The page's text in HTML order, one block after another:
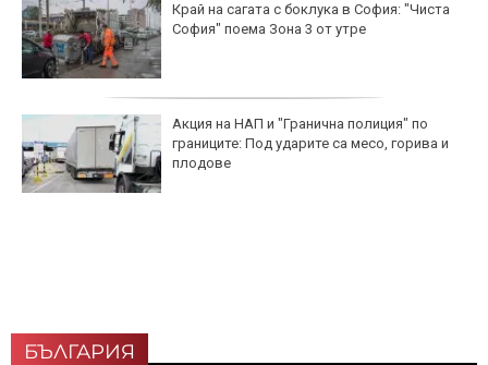
Край на сагата с боклука в София: "Чиста
София" поема Зона 3 от утре
Акция на НАП и "Гранична полиция" по
границите: Под ударите са месо, горива и
плодове
БЪЛГАРИЯ